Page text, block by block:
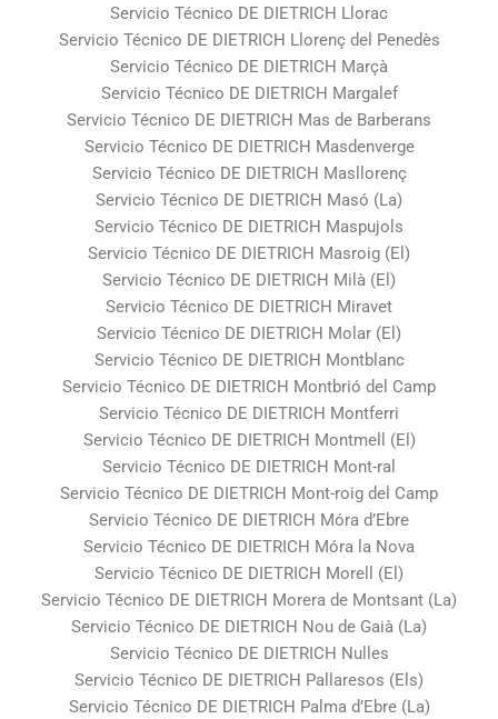
Servicio Técnico DE DIETRICH Llorac
Servicio Técnico DE DIETRICH Llorenç del Penedès
Servicio Técnico DE DIETRICH Marçà
Servicio Técnico DE DIETRICH Margalef
Servicio Técnico DE DIETRICH Mas de Barberans
Servicio Técnico DE DIETRICH Masdenverge
Servicio Técnico DE DIETRICH Masllorenç
Servicio Técnico DE DIETRICH Masó (La)
Servicio Técnico DE DIETRICH Maspujols
Servicio Técnico DE DIETRICH Masroig (El)
Servicio Técnico DE DIETRICH Milà (El)
Servicio Técnico DE DIETRICH Miravet
Servicio Técnico DE DIETRICH Molar (El)
Servicio Técnico DE DIETRICH Montblanc
Servicio Técnico DE DIETRICH Montbrió del Camp
Servicio Técnico DE DIETRICH Montferri
Servicio Técnico DE DIETRICH Montmell (El)
Servicio Técnico DE DIETRICH Mont-ral
Servicio Técnico DE DIETRICH Mont-roig del Camp
Servicio Técnico DE DIETRICH Móra d’Ebre
Servicio Técnico DE DIETRICH Móra la Nova
Servicio Técnico DE DIETRICH Morell (El)
Servicio Técnico DE DIETRICH Morera de Montsant (La)
Servicio Técnico DE DIETRICH Nou de Gaià (La)
Servicio Técnico DE DIETRICH Nulles
Servicio Técnico DE DIETRICH Pallaresos (Els)
Servicio Técnico DE DIETRICH Palma d’Ebre (La)